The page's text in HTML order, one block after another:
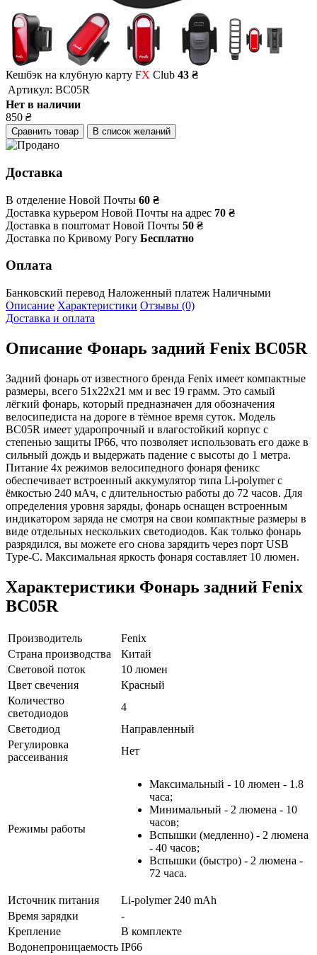
Кешбэк на клубную карту FX Club 43 ₴
Артикул: BC05R
Нет в наличии
850 ₴
Сравнить товар В список желаний
Доставка
В отделение Новой Почты 60 ₴
Доставка курьером Новой Почты на адрес 70 ₴
Доставка в поштомат Новой Почты 50 ₴
Доставка по Кривому Рогу Бесплатно
Оплата
Банковский перевод Наложенный платеж Наличными
Описание Характеристики Отзывы (0)
Доставка и оплата
Описание Фонарь задний Fenix BC05R
Задний фонарь от известного бренда Fenix имеет компактные
размеры, всего 51x22x21 мм и вес 19 грамм. Это самый
лёгкий фонарь, который предназначен для обозначения
велосипедиста на дороге в тёмное время суток. Модель
BC05R имеет ударопрочный и влагостойкий корпус с
степенью защиты IP66, что позволяет использовать его даже в
сильный дождь и выдержать падение с высоты до 1 метра.
Питание 4х режимов велосипедного фонаря феникс
обеспечивает встроенный аккумулятор типа Li-polymer с
ёмкостью 240 мАч, с длительностью работы до 72 часов. Для
определения уровня заряды, фонарь оснащен встроенным
индикатором заряда не смотря на свои компактные размеры в
виде отдельных нескольких светодиодов. Как только фонарь
разрядился, вы можете его снова зарядить через порт USB
Type-C. Максимальная яркость фонаря составляет 10 люмен.
Характеристики Фонарь задний Fenix
BC05R
Производитель
Fenix
Страна производства
Китай
Световой поток
10 люмен
Цвет свечения
Красный
Количество
светодиодов
4
Светодиод
Направленный
Регулировка
рассеивания
Нет
Режимы работы
Максимальный - 10 люмен - 1.8
часа;
Минимальный - 2 люмена - 10
часов;
Вспышки (медленно) - 2 люмена
- 40 часов;
Вспышки (быстро) - 2 люмена -
72 часа.
Источник питания
Li-polymer 240 mAh
Время зарядки
-
Крепление
В комплекте
Водонепроницаемость IP66